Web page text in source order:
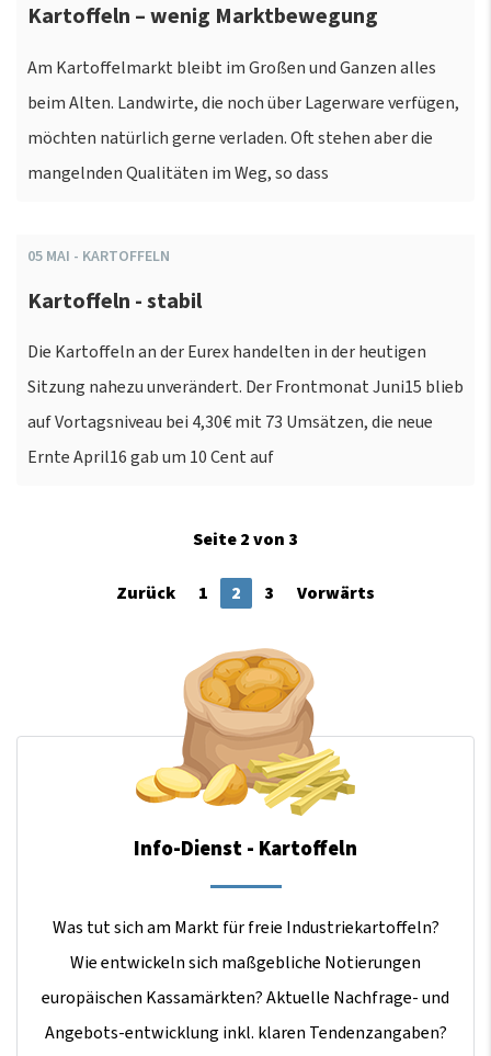
Kartoffeln – wenig Marktbewegung
Am Kartoffelmarkt bleibt im Großen und Ganzen alles
beim Alten. Landwirte, die noch über Lagerware verfügen,
möchten natürlich gerne verladen. Oft stehen aber die
mangelnden Qualitäten im Weg, so dass
05 MAI - KARTOFFELN
Kartoffeln - stabil
Die Kartoffeln an der Eurex handelten in der heutigen
Sitzung nahezu unverändert. Der Frontmonat Juni15 blieb
auf Vortagsniveau bei 4,30€ mit 73 Umsätzen, die neue
Ernte April16 gab um 10 Cent auf
Seite 2 von 3
Zurück 1 2 3 Vorwärts
Info-Dienst - Kartoffeln
Was tut sich am Markt für freie Industriekartoffeln?
Wie entwickeln sich maßgebliche Notierungen
europäischen Kassamärkten? Aktuelle Nachfrage- und
Angebots-entwicklung inkl. klaren Tendenzangaben?